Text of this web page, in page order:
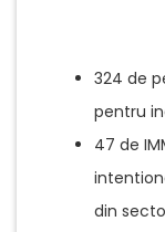
324 de
pentru
47 de
din